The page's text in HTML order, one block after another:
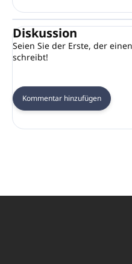
Diskussion
Seien Sie der Erste, der
schreibt!
Kommentar hinzufügen
F